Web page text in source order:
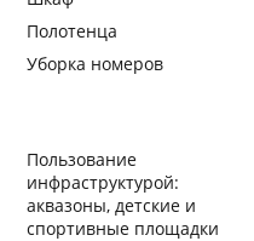
Полотенца
Уборка номеров
Пользование
инфраструктурой:
аквазоны, детские и
спортивные площадки